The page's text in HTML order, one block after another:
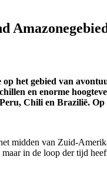
het gebied van
en enorme
Chili en Brazilië.
midden van Zuid-
in de loop der tijd